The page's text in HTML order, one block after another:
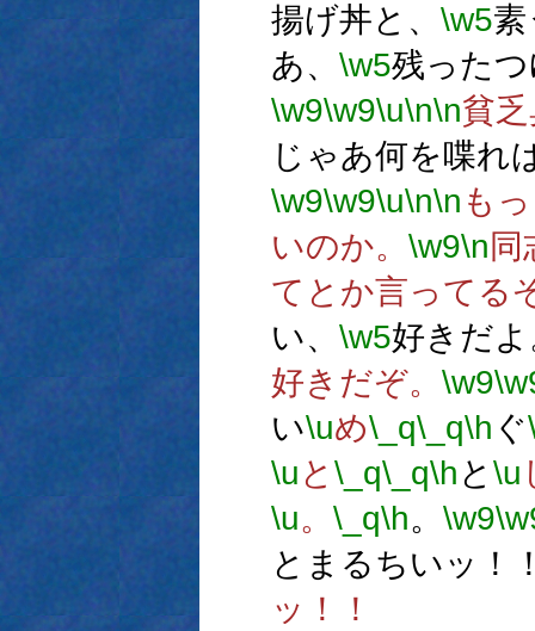
揚げ丼と、 \w5
あ、 \w5残った
\w9\w9\u\n\n貧
じゃあ何を喋れ
\w9\w9\u\n\n も
いのか。 \w9\n
てとか言ってる
い、 \w5好きだ
好きだぞ。 \w9
い\uめ\_q\_q\h ぐ
\u と \_q\_q\h と \u
\u。 \_q\h。 \w9
とまるちいッ！
ッ！！